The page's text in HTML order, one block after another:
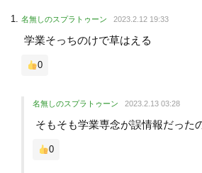
名無しのスプラトゥーン 2023.2.12 19:33
学業そっちのけで草はえる
0
名無しのスプラトゥーン 2023.2.13 03:28
そもそも学業専念が誤情報だった
0